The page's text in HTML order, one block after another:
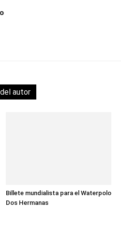
autor
Billete mundialista para el Waterpolo
Dos Hermanas